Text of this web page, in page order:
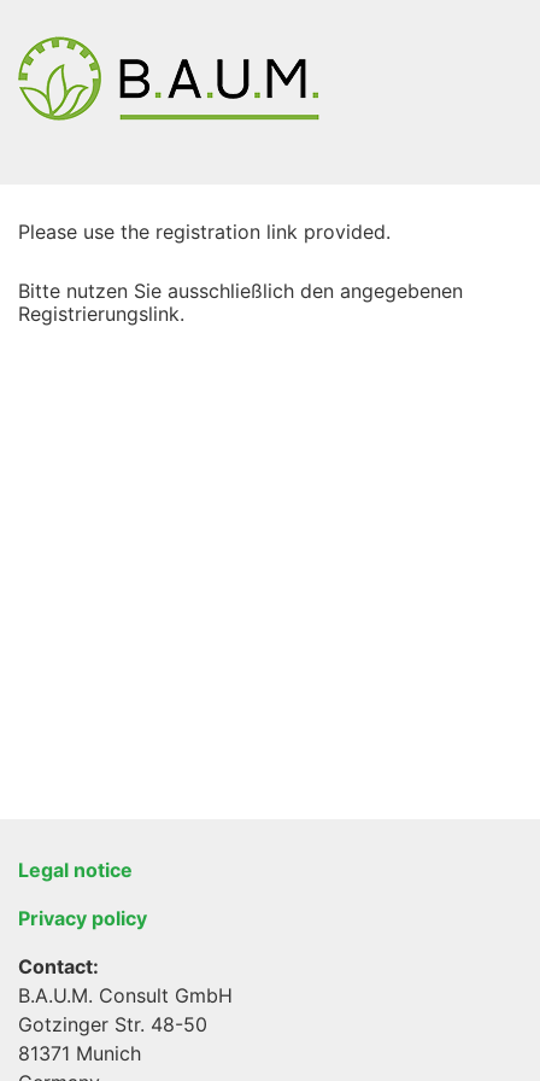
Please use the registration link provided.
Bitte nutzen Sie ausschließlich den angegebenen
Registrierungslink.
Legal notice
Privacy policy
Contact:
B.A.U.M. Consult GmbH
Gotzinger Str. 48-50
81371 Munich